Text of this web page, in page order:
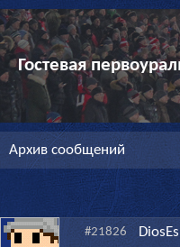
Гостевая
Архив сообщений
#21826